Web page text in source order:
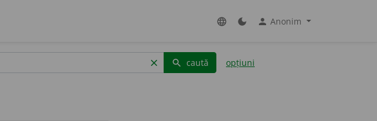
language dark_mode person Anonim
clear search caută opțiuni